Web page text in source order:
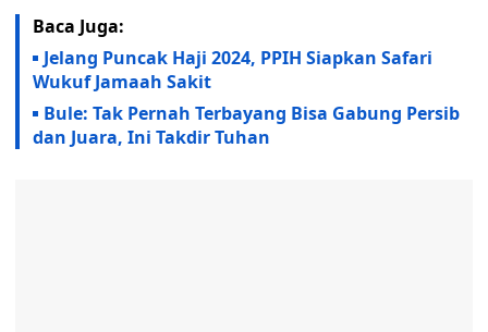
Baca Juga:
Jelang Puncak Haji 2024, PPIH Siapkan Safari
Wukuf Jamaah Sakit
Bule: Tak Pernah Terbayang Bisa Gabung Persib
dan Juara, Ini Takdir Tuhan